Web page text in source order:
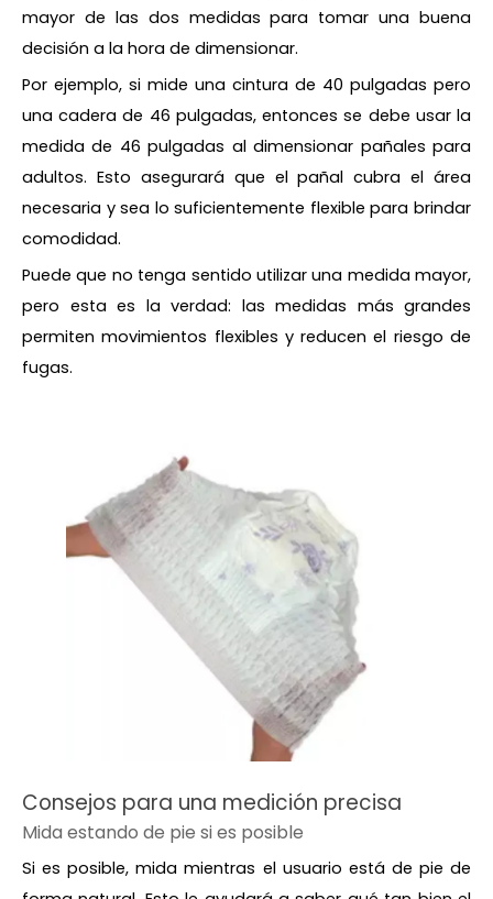
mayor de las dos medidas para tomar una buena
decisión a la hora de dimensionar.
Por ejemplo, si mide una cintura de 40 pulgadas pero
una cadera de 46 pulgadas, entonces se debe usar la
medida de 46 pulgadas al dimensionar pañales para
adultos. Esto asegurará que el pañal cubra el área
necesaria y sea lo suficientemente flexible para brindar
comodidad.
Puede que no tenga sentido utilizar una medida mayor,
pero esta es la verdad: las medidas más grandes
permiten movimientos flexibles y reducen el riesgo de
fugas.
Consejos para una medición precisa
Mida estando de pie si es posible
Si es posible, mida mientras el usuario está de pie de